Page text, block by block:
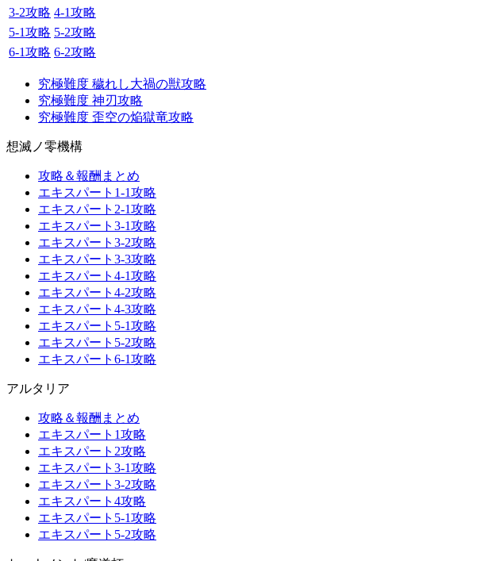
3-2攻略 4-1攻略
5-1攻略 5-2攻略
6-1攻略 6-2攻略
究極難度 穢れし大禍の獣攻略
究極難度 神刃攻略
究極難度 歪空の焔獄竜攻略
想滅ノ零機構
攻略＆報酬まとめ
エキスパート1-1攻略
エキスパート2-1攻略
エキスパート3-1攻略
エキスパート3-2攻略
エキスパート3-3攻略
エキスパート4-1攻略
エキスパート4-2攻略
エキスパート4-3攻略
エキスパート5-1攻略
エキスパート5-2攻略
エキスパート6-1攻略
アルタリア
攻略＆報酬まとめ
エキスパート1攻略
エキスパート2攻略
エキスパート3-1攻略
エキスパート3-2攻略
エキスパート4攻略
エキスパート5-1攻略
エキスパート5-2攻略